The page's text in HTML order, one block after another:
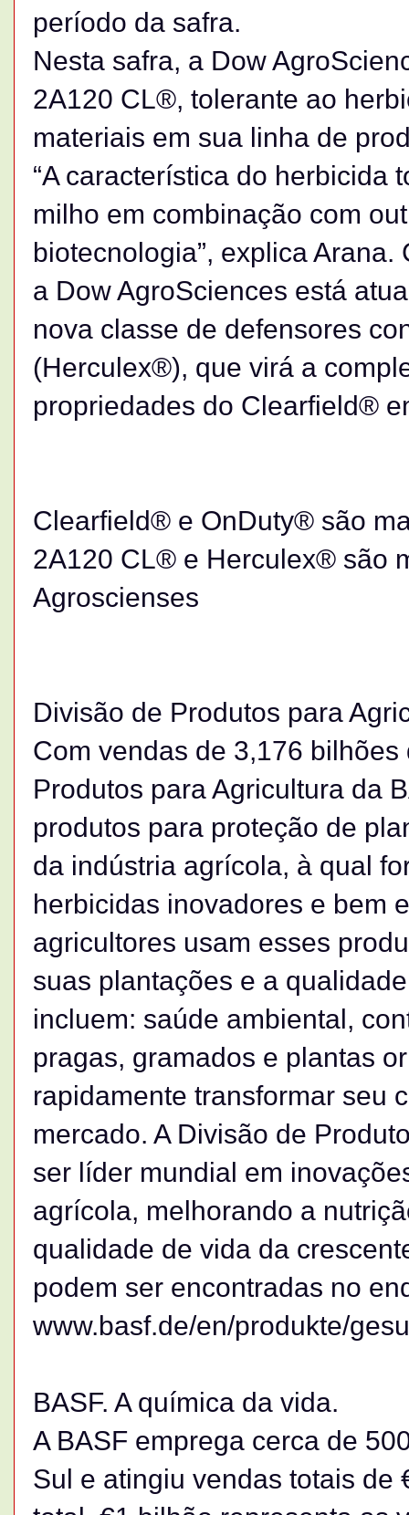
período da safra.
Nesta safra, a Dow
2A120 CL®, tolerante ao
materiais em sua linha de
“A característica do herbicida
milho em combinação com
biotecnologia”, explica
a Dow AgroSciences está
nova classe de defensores
(Herculex®), que virá a
propriedades do Clearfield®
Clearfield® e OnDuty® são
2A120 CL® e Herculex® são
Agroscienses
Divisão de Produtos para
Com vendas de 3,176
Produtos para Agricultura da
produtos para proteção de
da indústria agrícola, à qual
herbicidas inovadores e bem
agricultores usam esses
suas plantações e a
incluem: saúde ambiental,
pragas, gramados e plantas
rapidamente transformar seu
mercado. A Divisão de
ser líder mundial em
agrícola, melhorando a
qualidade de vida da
podem ser encontradas no
www.basf.de/en/produkte/
BASF. A química da vida.
A BASF emprega cerca de
Sul e atingiu vendas totais de